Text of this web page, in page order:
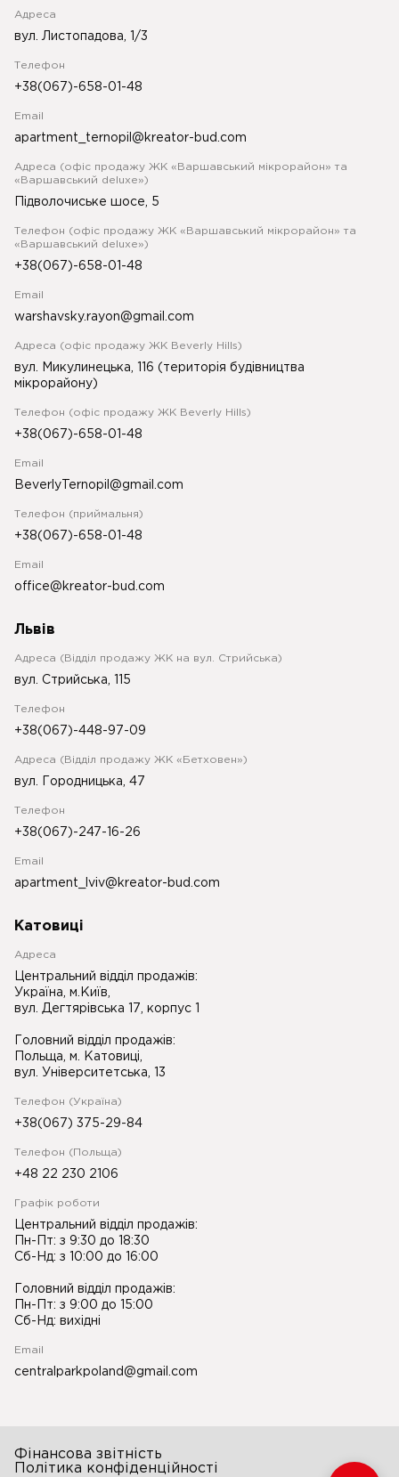
Адреса
вул. Листопадова, 1/3
Телефон
+38(067)-658-01-48
Email
apartment_ternopil@kreator-bud.com
Адреса (офіс продажу ЖК «Варшавський мікрорайон» та
«Варшавський deluxe»)
Підволочиське шосе, 5
Телефон (офіс продажу ЖК «Варшавський мікрорайон» та
«Варшавський deluxe»)
+38(067)-658-01-48
Email
warshavsky.rayon@gmail.com
Адреса (офіс продажу ЖК Beverly Hills)
вул. Микулинецька, 116 (територія будівництва
мікрорайону)
Телефон (офіс продажу ЖК Beverly Hills)
+38(067)-658-01-48
Email
BeverlyTernopil@gmail.com
Телефон (приймальня)
+38(067)-658-01-48
Email
office@kreator-bud.com
Львів
Адреса (Відділ продажу ЖК на вул. Стрийська)
вул. Стрийська, 115
Телефон
+38(067)-448-97-09
Адреса (Відділ продажу ЖК «Бетховен»)
вул. Городницька, 47
Телефон
+38(067)-247-16-26
Email
apartment_lviv@kreator-bud.com
Катовиці
Адреса
Центральний відділ продажів:
Україна, м.Київ,
вул. Дегтярівська 17, корпус 1
Головний відділ продажів:
Польща, м. Катовиці,
вул. Університетська, 13
Телефон (Україна)
+38(067) 375-29-84
Телефон (Польща)
+48 22 230 2106
Графік роботи
Центральний відділ продажів:
Пн-Пт: з 9:30 до 18:30
Сб-Нд: з 10:00 до 16:00
Головний відділ продажів:
Пн-Пт: з 9:00 до 15:00
Сб-Нд: вихідні
Email
centralparkpoland@gmail.com
Фінансова звітність
Політика конфіденційності